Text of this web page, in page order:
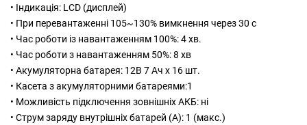
• Індикація: LCD (дисплей)
• При перевантаженні 105~130% вимкнення через 30 с
• Час роботи із навантаженням 100%: 4 хв.
• Час роботи з навантаженням 50%: 8 хв
• Акумуляторна батарея: 12В 7 Aч x 16 шт.
• Касета з акумуляторними батареями:1
• Можливість підключення зовнішніх АКБ: ні
• Струм заряду внутрішніх батарей (А): 1 (макс.)